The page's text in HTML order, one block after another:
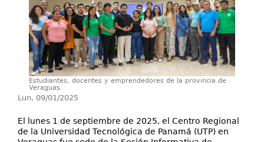
Estudiantes, docentes y emprendedores de la provincia de
Veraguas.
Lun, 09/01/2025
El lunes 1 de septiembre de 2025, el Centro Regional
de la Universidad Tecnológica de Panamá (UTP) en